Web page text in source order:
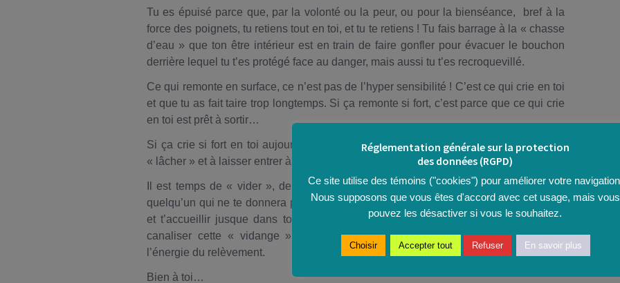
PARTICIPATIVE
PRATIQUE
PROFESSIONNELLE
DOCUMENTS
FORMATIONS
HEXAGONE
ACCOMPAGNEMENT
ORIENTATION
SCOLAIRE /
PROFESSIONNELLE
Tu es épuisé parce que, par la volonté ou la peur, ou pour la bienséance, bref à la
force des poignets, tu retiens tout en toi, et tu te retiens ! Tu fais barrage à la « chasse
d’eau » que ton être intérieur est en train de faire gonfler pour évacuer le bouchon
derrière lequel tu t’es protégé face au danger, mais aussi tu t’es recroquevillé.
Ce qui remonte en surface, ce n’est pas de l’hyper sensibilité ! C’est ce qui crie en toi
et que tu as fait taire trop longtemps. Si ça remonte si fort, c’est parce que ce qui crie
en toi est prêt à sortir…
Si ça crie si fort en toi aujourd’hui, c’est que tu es prêt à l’écouter sans t’y noyer, à
« lâcher » et à laisser entrer à sa place la sérénité et la reconstruction.
Il est temps de « vider », de « lâcher », si possible en te faisant accompagner de
quelqu’un qui ne te donnera pas de conseil ni de directives, mais qui saura t’écouter
et t’accueillir jusque dans ton cri et tes larmes, et qui pourra t’accompagner pour
canaliser cette « vidange » jusqu’à y retrouver le soulagement, la libération et
l’énergie du relèvement.
Bien à toi…
Réglementation générale sur la protection
des données (RGPD)
Ce site utilise des témoins ("cookies") pour améliorer votre
Nous supposons que vous êtes d'accord avec cet usage, mais vous
pouvez les désactiver si vous le souhaitez.
Choisir Accepter tout Refuser En savoir plus